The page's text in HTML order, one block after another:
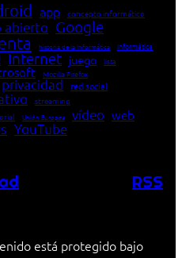
app concepto informático
abierto Google
historia de la Informática Informática
Internet juego lista
Mozilla Firefox
privacidad red social
streaming
Unión Europea vídeo web
YouTube
RSS
está protegido bajo